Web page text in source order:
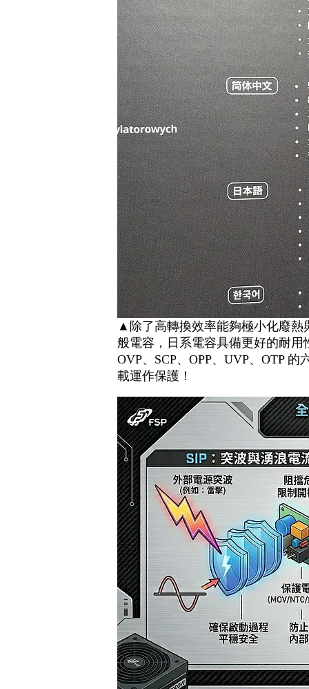
▲除了高轉換效率能夠極小化廢熱
般電容，日系電容具備更好的耐
OVP、SCP、OPP、UVP、OTP
載運作保護！